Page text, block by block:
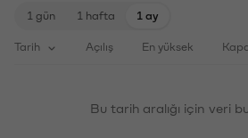
1 gün 1 hafta 1 ay
Tarih Açılış En yüksek
Bu tarih aralığı için veri